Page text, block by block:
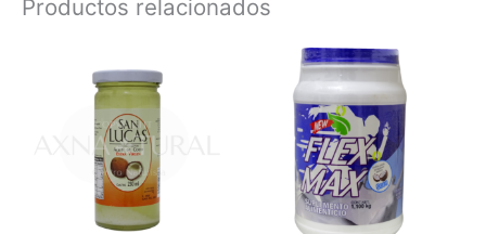
Productos relacionados